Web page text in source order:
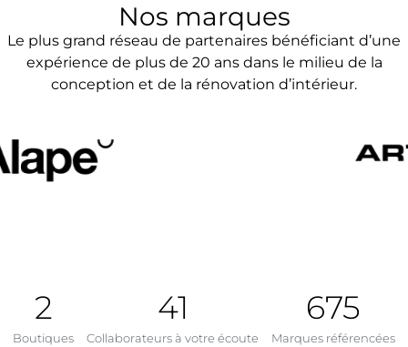
Nos marques
Le plus grand réseau de partenaires bénéficiant d’une
expérience de plus de 20 ans dans le milieu de la
conception et de la rénovation d’intérieur.
Boutiques
3
Collaborateurs à votre écoute
42
Marques référencées
676